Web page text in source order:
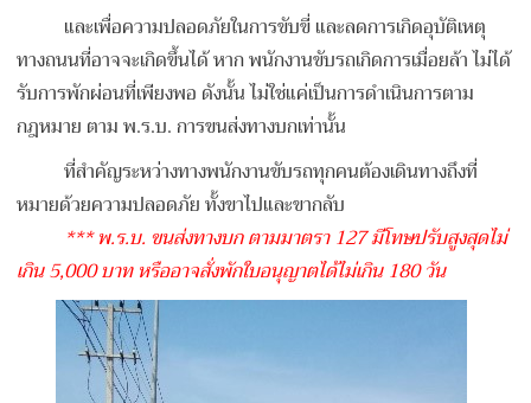
และเพื่อความปลอดภัยในการขับขี่ และลดการเกิดอุบัติเหตุ
ทางถนนที่อาจจะเกิดขึ้นได้ หาก พนักงานขับรถเกิดการเมื่อยล้า ไม่ได้
รับการพักผ่อนที่เพียงพอ ดังนั้น ไม่ใช่แค่เป็นการดำเนินการตาม
กฎหมาย ตาม พ.ร.บ. การขนส่งทางบกเท่านั้น
ที่สำคัญระหว่างทางพนักงานขับรถทุกคนต้องเดินทางถึงที่
หมายด้วยความปลอดภัย ทั้งขาไปและขากลับ
*** พ.ร.บ. ขนส่งทางบก ตามมาตรา 127 มีโทษปรับสูงสุดไม่
เกิน 5,000 บาท หรืออาจสั่งพักใบอนุญาตได้ไม่เกิน 180 วัน